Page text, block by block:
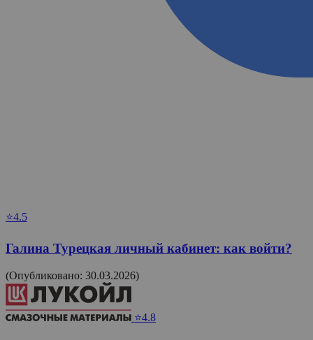
⭐4.5
Галина Турецкая личный кабинет: как войти?
(Опубликовано: 30.03.2026)
⭐4.8